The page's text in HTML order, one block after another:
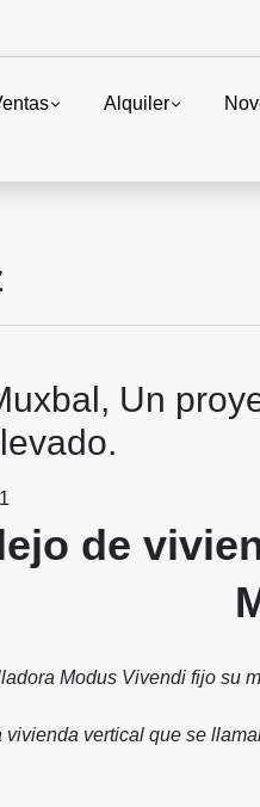
Alquiler
Un
de
Modus Vivendi fijo su
vivienda vertical que se